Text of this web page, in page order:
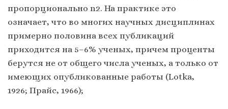
пропорционально n2. На практике это
означает, что во многих научных дисциплинах
примерно половина всех публикаций
приходится на 5–6% ученых, причем проценты
берутся не от общего числа ученых, а только от
имеющих опубликованные работы (Lotka,
1926; Прайс, 1966);